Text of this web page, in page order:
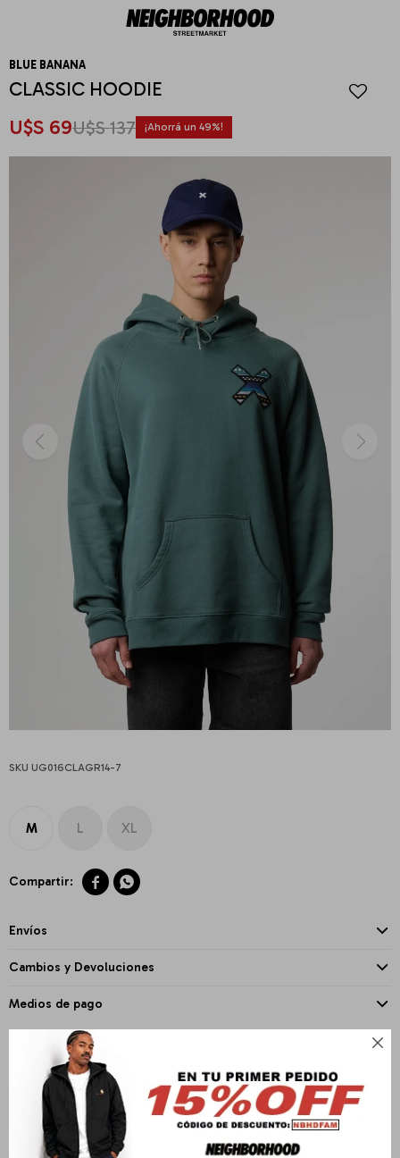

BLUE BANANA
CLASSIC HOODIE
U$S 69U$S 137 49
UG016CLAGR14-7
M L XL
 
Envíos
Cambios y Devoluciones
Medios de pago
PRODUCTOS QUE TE PUEDEN INTERESAR